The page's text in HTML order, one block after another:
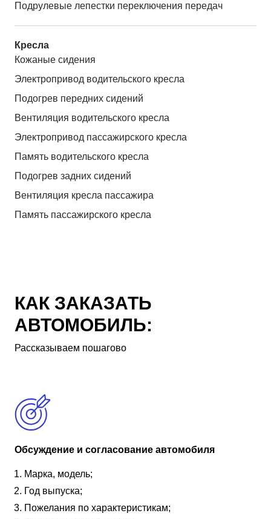
Подрулевые лепестки переключения передач
Кресла
Кожаные сидения
Электропривод водительского кресла
Подогрев передних сидений
Вентиляция водительского кресла
Электропривод пассажирского кресла
Память водительского кресла
Подогрев задних сидений
Вентиляция кресла пассажира
Память пассажирского кресла
КАК ЗАКАЗАТЬ
АВТОМОБИЛЬ:
Рассказываем пошагово
Обсуждение и согласование автомобиля
Марка, модель;
Год выпуска;
Пожелания по характеристикам;